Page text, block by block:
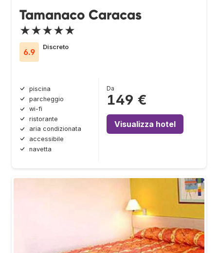
Tamanaco Caracas
★★★★★
6.9
Discreto
piscina
parcheggio
wi-fi
ristorante
aria condizionata
accessibile
navetta
Da
149 €
Visualizza hotel